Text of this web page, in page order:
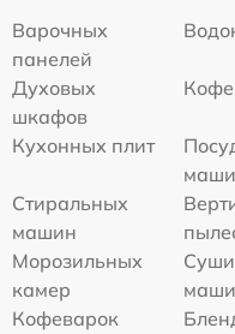
Варочных
панелей
Духовых
шкафов
Кухонных плит
Стиральных
машин
Морозильных
камер
Кофеварок